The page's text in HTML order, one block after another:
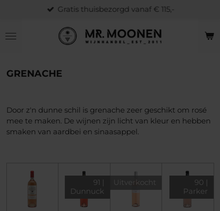
naar
de
Gratis thuisbezorgd vanaf € 115,-
GRENACHE
Door z'n dunne schil is grenache zeer geschikt om rosé
mee te maken. De wijnen zijn licht van kleur en hebben
smaken van aardbei en sinaasappel.
91 |
Dunnuck
Uitverkocht
90 |
Parker